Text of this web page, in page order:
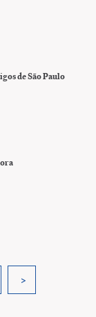
de São Paulo
>